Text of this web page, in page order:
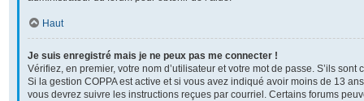
Haut
Je suis enregistré mais je ne peux pas me connecter !
Vérifiez, en premier, votre nom d’utilisateur et votre mot de passe. S’ils sont
Si la gestion COPPA est active et si vous avez indiqué avoir moins de 13
vous devrez suivre les instructions reçues par courriel. Certains forums